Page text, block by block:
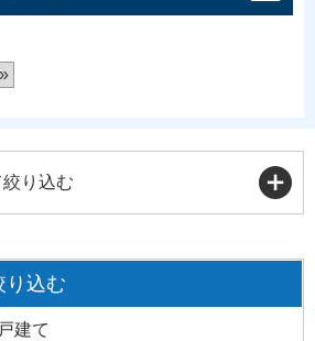
»
り込む
り込む
建て